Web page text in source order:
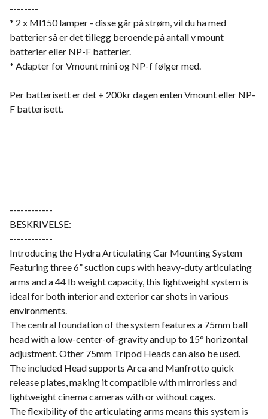
--------
* 2 x Ml150 lamper - disse går på strøm, vil du ha med
batterier så er det tillegg beroende på antall v mount
batterier eller NP-F batterier.
* Adapter for Vmount mini og NP-f følger med.
Per batterisett er det + 200kr dagen enten Vmount eller NP-
F batterisett.
------------
BESKRIVELSE:
------------
Introducing the Hydra Articulating Car Mounting System
Featuring three 6” suction cups with heavy-duty articulating
arms and a 44 lb weight capacity, this lightweight system is
ideal for both interior and exterior car shots in various
environments.
The central foundation of the system features a 75mm ball
head with a low-center-of-gravity and up to 15° horizontal
adjustment. Other 75mm Tripod Heads can also be used.
The included Head supports Arca and Manfrotto quick
release plates, making it compatible with mirrorless and
lightweight cinema cameras with or without cages.
The flexibility of the articulating arms means this system is